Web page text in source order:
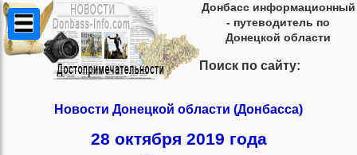
Донбасс информационный
- путеводитель по
Донецкой области
Поиск по сайту:
Новости Донецкой области (Донбасса)
28 октября 2019 года